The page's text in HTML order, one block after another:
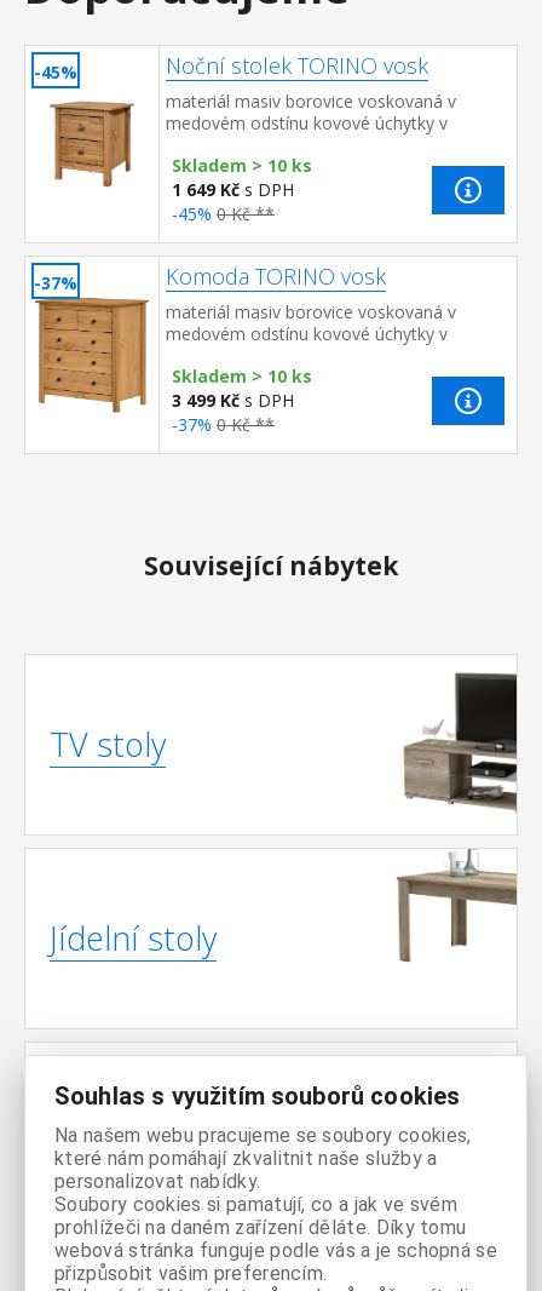
-45% Noční stolek TORINO vosk
materiál masiv borovice voskovaná v
medovém odstínu kovové úchytky v
zásuvky s kovovými pojezdy
Skladem > 10 ks
1 649 Kč s DPH
-45% 0 Kč **
-37% Komoda TORINO vosk
materiál masiv borovice voskovaná v
medovém odstínu kovové úchytky v
menší a 3 větší zásuvky s kovovými
pojezd...
Skladem > 10 ks
3 499 Kč s DPH
-37% 0 Kč **
Související nábytek
TV stoly
Jídelní stoly
Noční
stolky
Souhlas s využitím souborů cookies
Na našem webu pracujeme se soubory cookies,
které nám pomáhají zkvalitnit naše služby a
personalizovat nabídky.
Soubory cookies si pamatují, co a jak ve svém
prohlížeči na daném zařízení děláte. Díky tomu
webová stránka funguje podle vás a je schopná se
přizpůsobit vašim preferencím.